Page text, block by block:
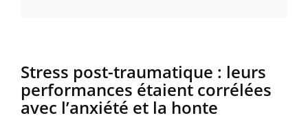
Stress post-traumatique : leurs
performances étaient corrélées
avec l’anxiété et la honte